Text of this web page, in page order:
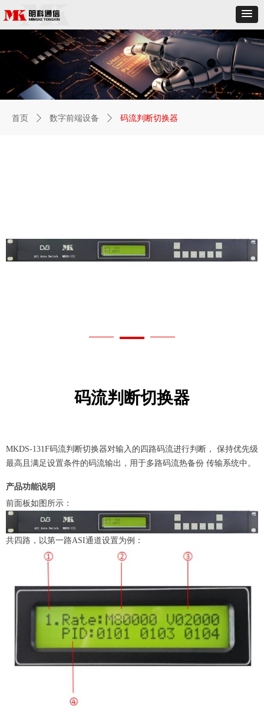
首页 ꄲ 数字前端设备 ꄲ 码流判断切换器
码流判断切换器
MKDS-131F码流判断切换器对输入的四路码流进行判断，
保持优先级
最高且满足设置条件的码流输出，用于多路码流热备份 传输系统中。
产品功能说明
前面板如图所示：
共四路，以第一路ASI通道设置为例：